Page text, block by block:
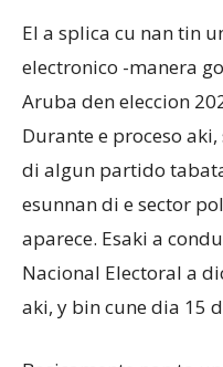
El a splica cu nan tin
electronico -manera
Aruba den eleccion
Durante e proceso
di algun partido
esunnan di e sector
aparece. Esaki a
Nacional Electoral a
aki, y bin cune dia 15